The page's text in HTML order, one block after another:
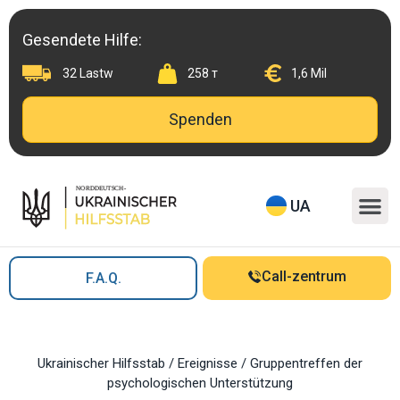
Skip
to
contentGesendete Hilfe:
32 Lastw 258 т 1,6 Mil
Spenden
UA
F.A.Q. Call-zentrum
Ukrainischer Hilfsstab / Ereignisse / Gruppentreffen der
psychologischen Unterstützung